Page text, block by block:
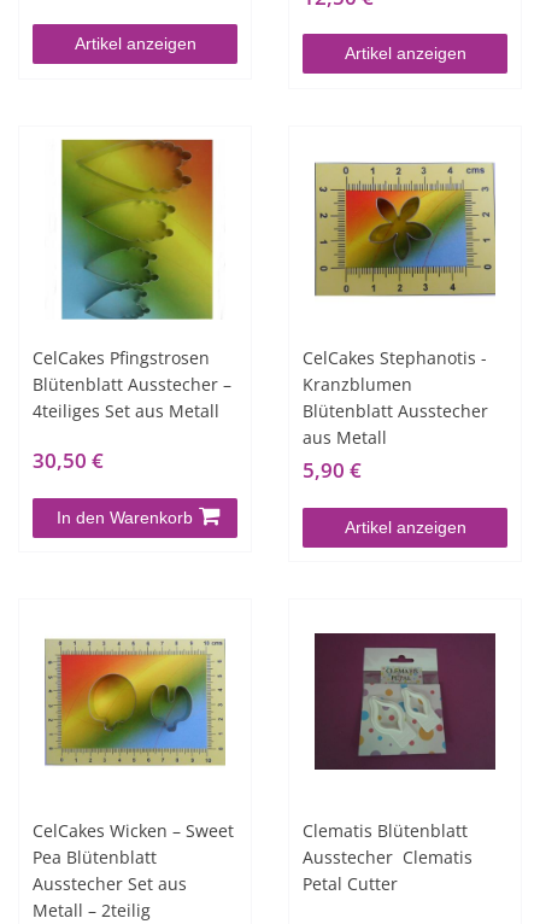
Artikel anzeigen Artikel anzeigen
CelCakes Pfingstrosen
Blütenblatt Ausstecher –
4teiliges Set aus Metall
30,50 €
In den Warenkorb
CelCakes Stephanotis -
Kranzblumen
Blütenblatt Ausstecher
aus Metall
5,90 €
Artikel anzeigen
CelCakes Wicken – Sweet
Pea Blütenblatt
Ausstecher Set aus
Metall – 2teilig
Clematis Blütenblatt
Ausstecher  Clematis
Petal Cutter